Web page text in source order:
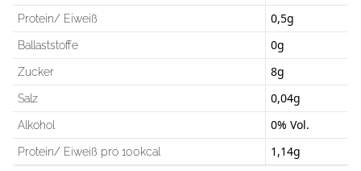
Protein/ Eiweiß 0,5g
Ballaststoffe 0g
Zucker 8g
Salz 0,04g
Alkohol 0% Vol.
Protein/ Eiweiß pro 100kcal 1,14g